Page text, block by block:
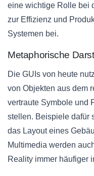
eine wichtige Rolle bei
zur Effizienz und
Systemen bei.
Metaphorische
Die GUIs von heute
von Objekten aus dem
vertraute Symbole und
stellen. Beispiele dafür
das Layout eines
Multimedia werden
Reality immer häufiger